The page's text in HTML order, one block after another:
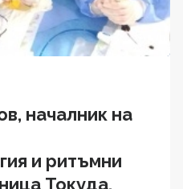
началник на
и ритъмни
Токуда,